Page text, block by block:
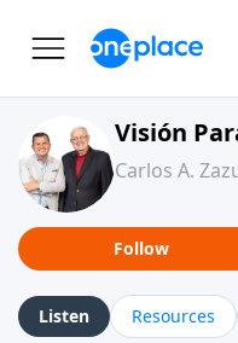
Visión
Carlos A.
Follow
Listen Resources